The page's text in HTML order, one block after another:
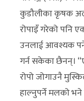
कुडौलीका कृषक
रोपाइँ गरेको पनि
उनलाई आवश्यक
गर्न सकेका छैनन्।
रोपो जोगाउनै
हाल्नुपर्ने मलको